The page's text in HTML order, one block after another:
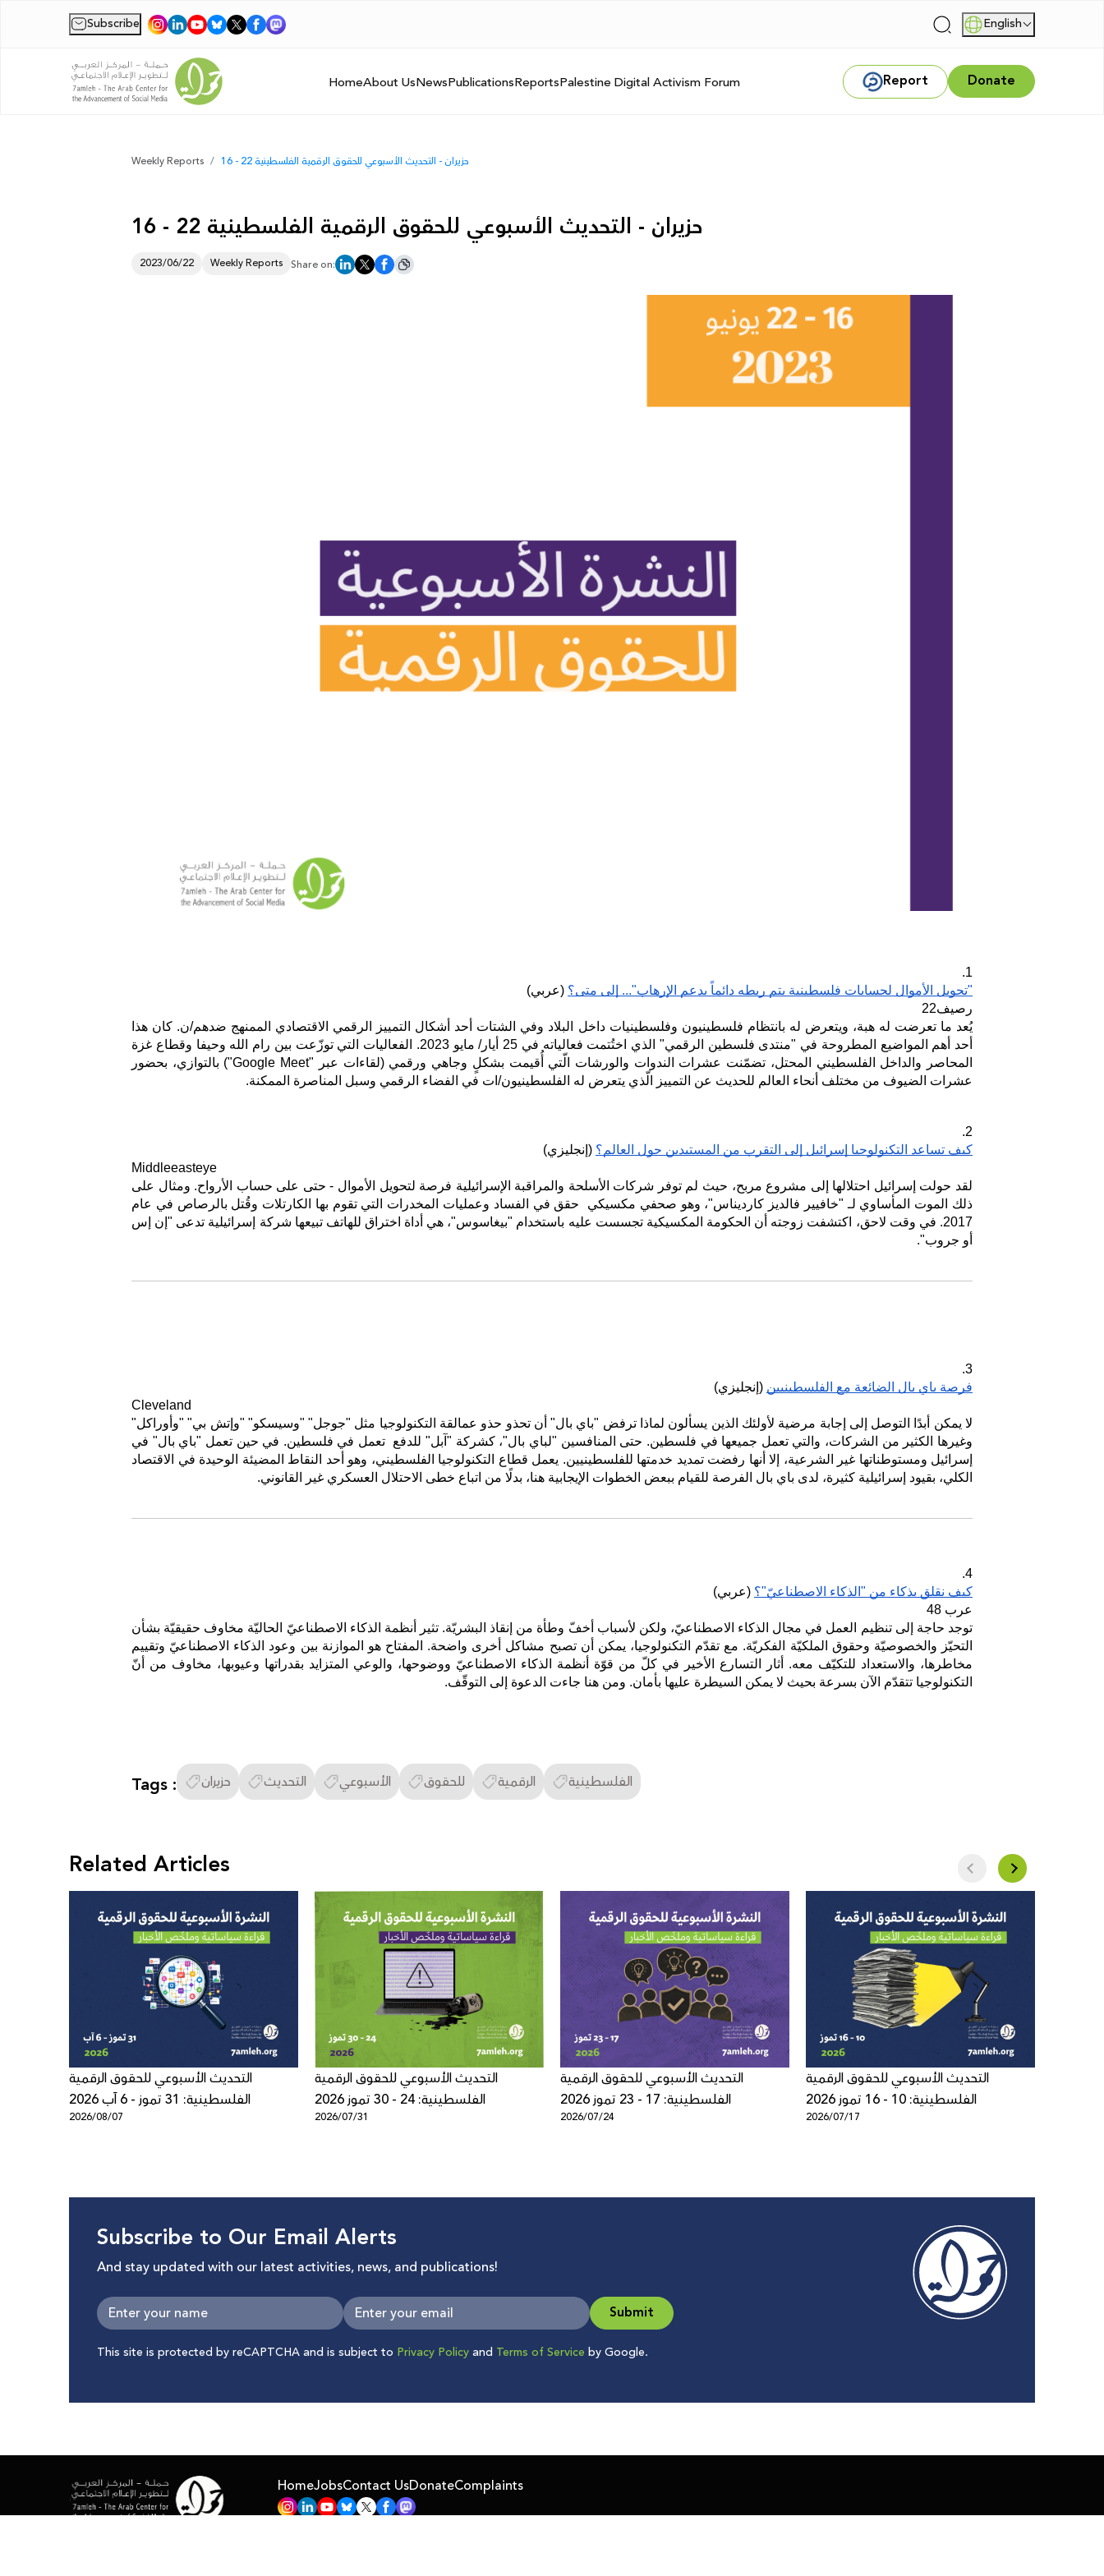
Subscribe | | English
HomeAbout UsNewsPublicationsReportsPalestine Digital Activism Forum Report Donate
Weekly Reports 16 - 22 حزيران - التحديث الأسبوعي للحقوق الرقمية الفلسطينية
16 - 22 حزيران - التحديث الأسبوعي للحقوق الرقمية الفلسطينية
2023/06/22 Weekly Reports Share on:
1.
"تحويل الأموال لحسابات فلسطينية يتم ربطه دائماً بدعم الإرهاب"... إلى متى؟ (عربي)
رصيف22
عشرات الضيوف من مختلف أنحاء العالم للحديث عن التمييز الّذي يتعرض له الفلسطينيون/ات في الفضاء الرقمي وسبل المناصرة الممكنة.
2.
كيف تساعد التكنولوجيا إسرائيل إلى التقرب من المستبدين حول العالم؟ (إنجليزي)
Middleeasteye
أو جروب".
3.
فرصة باي بال الضائعة مع الفلسطينيين (إنجليزي)
Cleveland
الكلي، بقيود إسرائيلية كثيرة، لدى باي بال الفرصة للقيام ببعض الخطوات الإيجابية هنا، بدلًا من اتباع خطى الاحتلال العسكري غير القانوني.
4.
كيف نقلق بذكاء من "الذكاء الاصطناعيّ"؟ (عربي)
عرب 48
التكنولوجيا تتقدّم الآن بسرعة بحيث لا يمكن السيطرة عليها بأمان. ومن هنا جاءت الدعوة إلى التوقّف.
Tags : حزيران التحديث الأسبوعي للحقوق الرقمية الفلسطينية
Related Articles
التحديث الأسبوعي للحقوق الرقمية
الفلسطينية: 31 تموز - 6 آب 2026
2026/08/07
التحديث الأسبوعي للحقوق الرقمية
الفلسطينية: 24 - 30 تموز 2026
2026/07/31
التحديث الأسبوعي للحقوق الرقمية
الفلسطينية: 17 - 23 تموز 2026
2026/07/24
التحديث الأسبوعي للحقوق الرقمية
الفلسطينية: 10 - 16 تموز 2026
2026/07/17
Subscribe to Our Email Alerts
And stay updated with our latest activities, news, and publications!
Submit
This site is protected by reCAPTCHA and is subject to Privacy Policyand Terms of Service by Google.
HomeJobsContact UsDonateComplaints